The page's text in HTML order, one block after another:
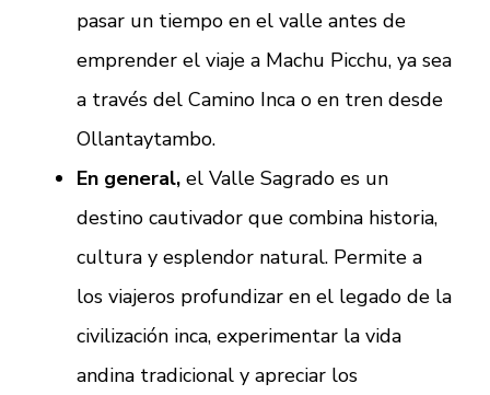
pasar un tiempo en el valle antes de
emprender el viaje a Machu Picchu, ya sea
a través del Camino Inca o en tren desde
Ollantaytambo.
En general, el Valle Sagrado es un
destino cautivador que combina historia,
cultura y esplendor natural. Permite a
los viajeros profundizar en el legado de la
civilización inca, experimentar la vida
andina tradicional y apreciar los